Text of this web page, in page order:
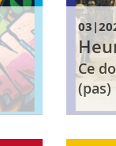
Ce
(pas)